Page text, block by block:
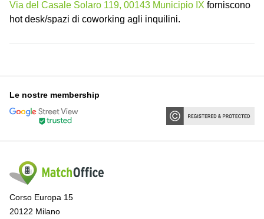
Via del Casale Solaro 119, 00143 Municipio IX forniscono
hot desk/spazi di coworking agli inquilini.
Le nostre membership
Corso Europa 15
20122 Milano